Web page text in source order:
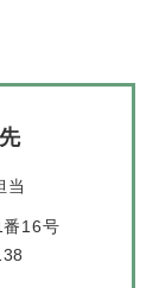
当
番16号